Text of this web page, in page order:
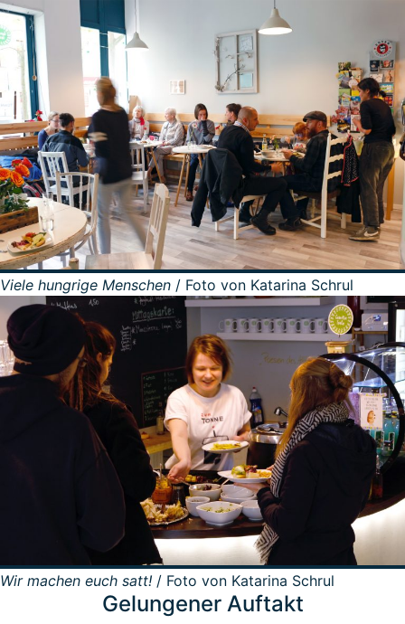
Viele hungrige Menschen / Foto von Katarina Schrul
Wir machen euch satt! / Foto von Katarina Schrul
Gelungener Auftakt